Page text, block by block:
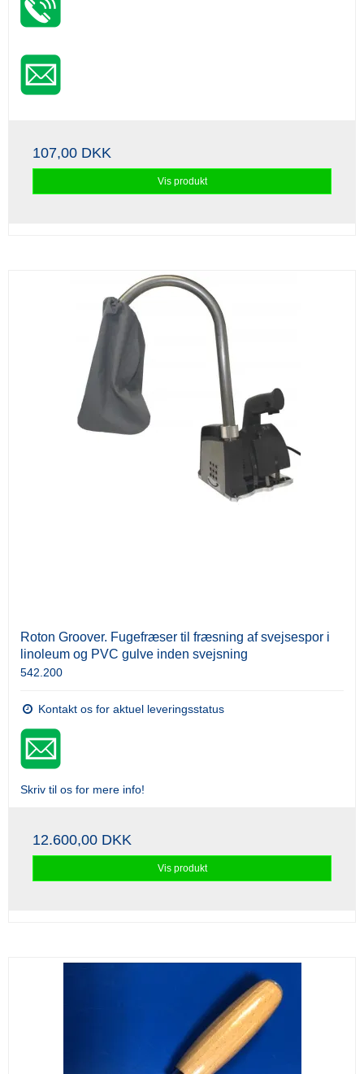
107,00 DKK
Vis produkt
Roton Groover. Fugefræser til fræsning af svejsespor i
linoleum og PVC gulve inden svejsning
542.200
Kontakt os for aktuel leveringsstatus
Skriv til os for mere info!
12.600,00 DKK
Vis produkt